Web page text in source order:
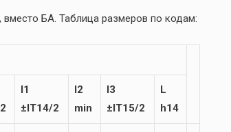
БА. Таблица размеров по кодам:
l1
±IT14/2
l2
min
I3
±IT15/2
L
h14